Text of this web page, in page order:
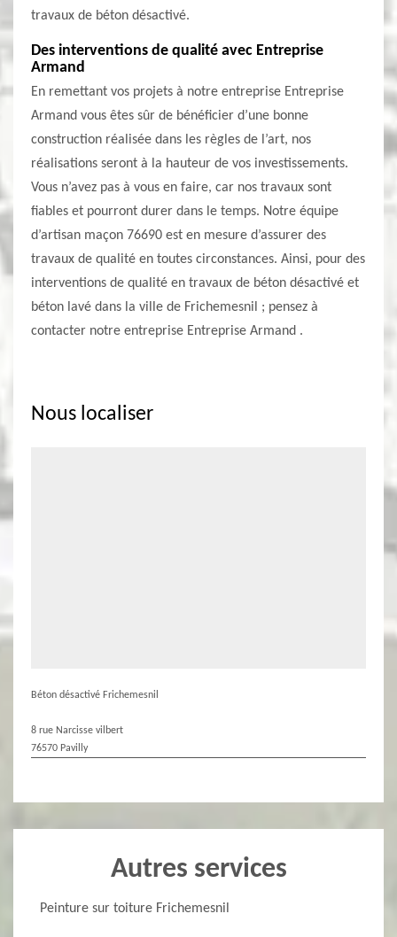
travaux de béton désactivé.
Des interventions de qualité avec Entreprise
Armand
En remettant vos projets à notre entreprise Entreprise
Armand vous êtes sûr de bénéficier d’une bonne
construction réalisée dans les règles de l’art, nos
réalisations seront à la hauteur de vos investissements.
Vous n’avez pas à vous en faire, car nos travaux sont
fiables et pourront durer dans le temps. Notre équipe
d’artisan maçon 76690 est en mesure d’assurer des
travaux de qualité en toutes circonstances. Ainsi, pour des
interventions de qualité en travaux de béton désactivé et
béton lavé dans la ville de Frichemesnil ; pensez à
contacter notre entreprise Entreprise Armand .
Nous localiser
Béton désactivé Frichemesnil
8 rue Narcisse vilbert
76570 Pavilly
Autres services
Peinture sur toiture Frichemesnil